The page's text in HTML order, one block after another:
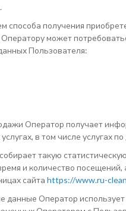
способа получения
может
Пользователя:
Оператор получает
в том числе услугах
такую
и количество
сайта https://www.ru-
Оператор